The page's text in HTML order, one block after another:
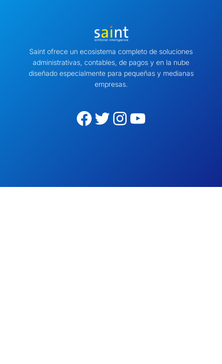
Saint ofrece un ecosistema completo de soluciones
administrativas, contables, de pagos y en la nube
diseñado especialmente para pequeñas y medianas
empresas.
Facebook Twitter Instagram YouTube